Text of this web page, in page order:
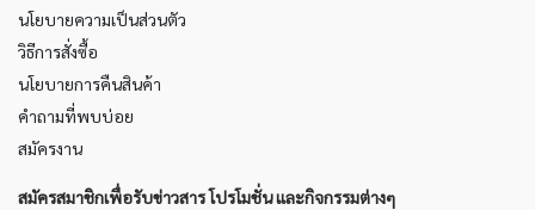
นโยบายความเป็นส่วนตัว
วิธีการสั่งซื้อ
นโยบายการคืนสินค้า
คำถามที่พบบ่อย
สมัครงาน
สมัครสมาชิกเพื่อรับข่าวสาร โปรโมชั่น และกิจกรรมต่างๆ